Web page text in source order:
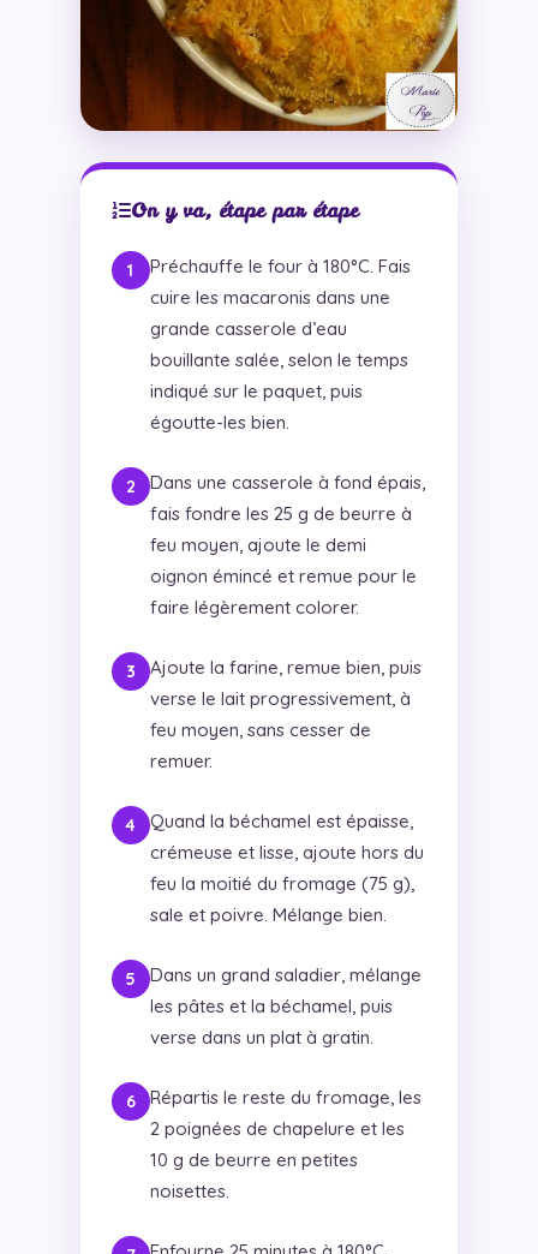
On y va, étape par étape
Préchauffe le four à 180°C. Fais
cuire les macaronis dans une
grande casserole d’eau
bouillante salée, selon le temps
indiqué sur le paquet, puis
égoutte-les bien.
Dans une casserole à fond épais,
fais fondre les 25 g de beurre à
feu moyen, ajoute le demi
oignon émincé et remue pour le
faire légèrement colorer.
Ajoute la farine, remue bien, puis
verse le lait progressivement, à
feu moyen, sans cesser de
remuer.
Quand la béchamel est épaisse,
crémeuse et lisse, ajoute hors du
feu la moitié du fromage (75 g),
sale et poivre. Mélange bien.
Dans un grand saladier, mélange
les pâtes et la béchamel, puis
verse dans un plat à gratin.
Répartis le reste du fromage, les
2 poignées de chapelure et les
10 g de beurre en petites
noisettes.